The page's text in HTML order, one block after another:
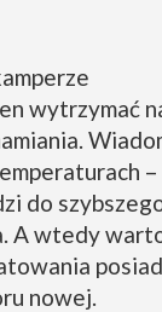
wytrzymać
–
do
A wtedy
nowej.